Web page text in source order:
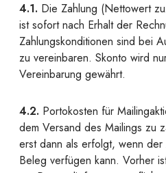
4.1. Die Zahlung (Nettowert
ist sofort nach Erhalt der
Zahlungskonditionen sind bei
zu vereinbaren. Skonto wird
Vereinbarung gewährt.
4.2. Portokosten für
dem Versand des Mailings zu
erst dann als erfolgt, wenn
Beleg verfügen kann. Vorher